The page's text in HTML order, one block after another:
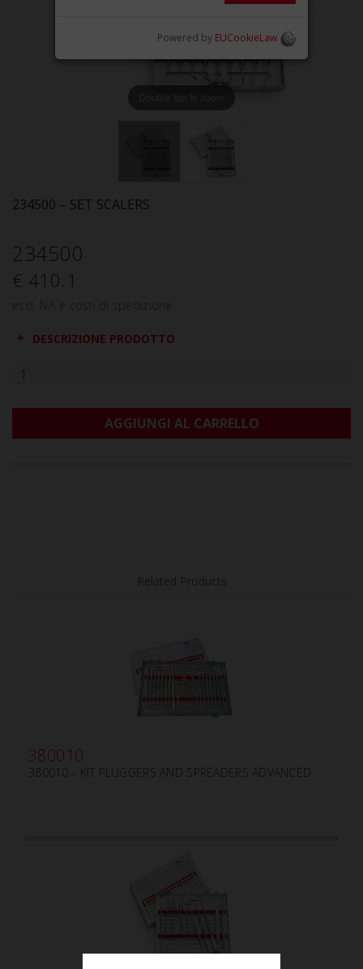
Double tap to zoom
234500 – SET SCALERS
234500
€ 410.1
DESCRIZIONE PRODOTTO
AGGIUNGI AL CARRELLO
380010
380010 - KIT PLUGGERS AND SPREADERS ADVANCED
Powered by EUCookieLaw